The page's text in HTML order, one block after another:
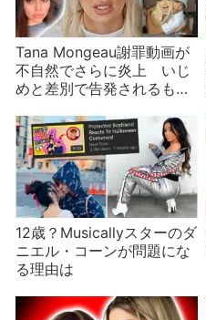
Tana Mongeau謝罪動画が
不自然でさらに炎上 いじ
めと差別で告発されるも反
12歳？Musicallyスターのダ
ニエル・コーンが問題にな
る理由は